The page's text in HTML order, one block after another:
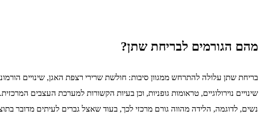
מהם הגורמים לבריחת שתן?
בריחת שתן עלולה להתרחש ממגוון סיבות: חולשת שרירי רצפת האגן, שינויים
שינויים נוירולוגיים, טראומות גופניות, וכן בעיות הקשורות למערכת העצבים
נשים, לדוגמה, הלידה מהווה גורם מרכזי לכך, בעוד שאצל גברים לעיתים מדובר